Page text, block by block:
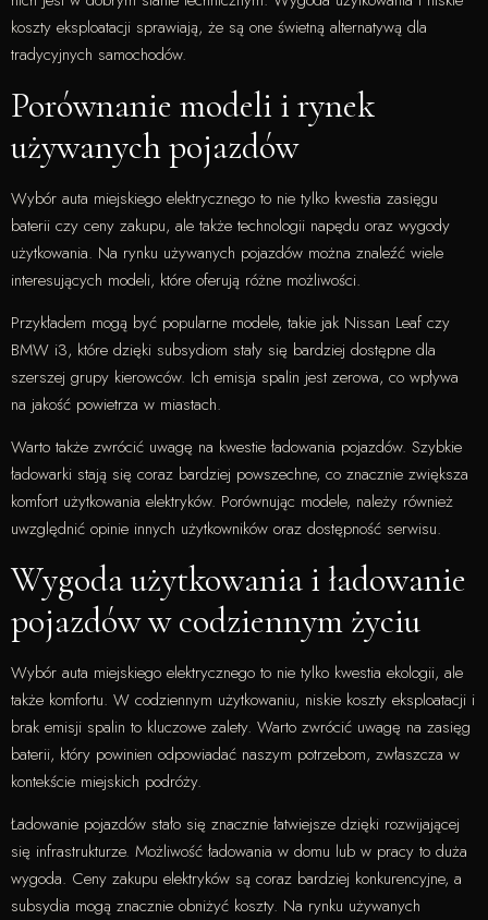
koszty eksploatacji sprawiają, że są one świetną alternatywą dla
tradycyjnych samochodów.
Porównanie modeli i rynek
używanych pojazdów
Wybór auta miejskiego elektrycznego to nie tylko kwestia zasięgu
baterii czy ceny zakupu, ale także technologii napędu oraz wygody
użytkowania. Na rynku używanych pojazdów można znaleźć wiele
interesujących modeli, które oferują różne możliwości.
Przykładem mogą być popularne modele, takie jak Nissan Leaf czy
BMW i3, które dzięki subsydiom stały się bardziej dostępne dla
szerszej grupy kierowców. Ich emisja spalin jest zerowa, co wpływa
na jakość powietrza w miastach.
Warto także zwrócić uwagę na kwestie ładowania pojazdów. Szybkie
ładowarki stają się coraz bardziej powszechne, co znacznie zwiększa
komfort użytkowania elektryków. Porównując modele, należy również
uwzględnić opinie innych użytkowników oraz dostępność serwisu.
Wygoda użytkowania i ładowanie
pojazdów w codziennym życiu
Wybór auta miejskiego elektrycznego to nie tylko kwestia ekologii, ale
także komfortu. W codziennym użytkowaniu, niskie koszty eksploatacji i
brak emisji spalin to kluczowe zalety. Warto zwrócić uwagę na zasięg
baterii, który powinien odpowiadać naszym potrzebom, zwłaszcza w
kontekście miejskich podróży.
Ładowanie pojazdów stało się znacznie łatwiejsze dzięki rozwijającej
się infrastrukturze. Możliwość ładowania w domu lub w pracy to duża
wygoda. Ceny zakupu elektryków są coraz bardziej konkurencyjne, a
subsydia mogą znacznie obniżyć koszty. Na rynku używanych